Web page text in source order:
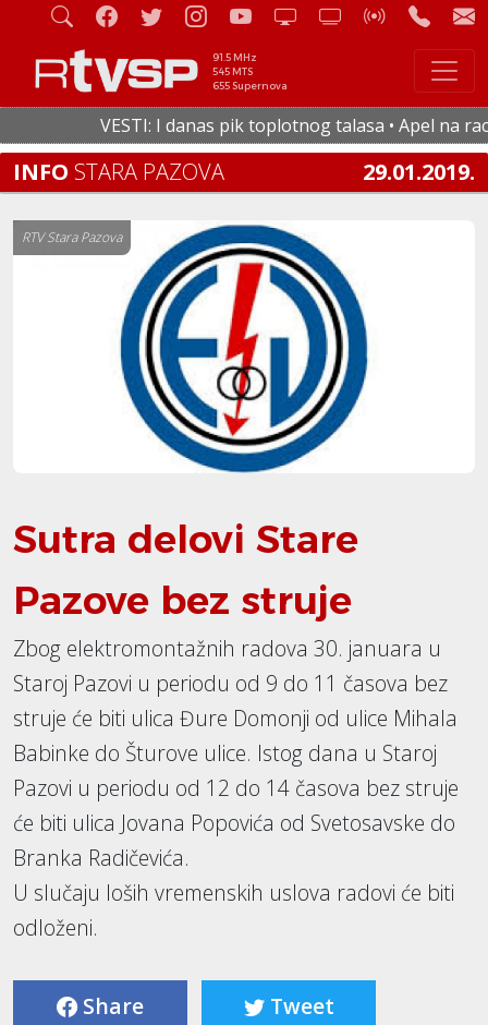
91.5 MHz
545 MTS
655 Supernova
VESTI: I danas pik toplotnog talasa • Apel na
INFO STARA PAZOVA 29.01.2019.
RTV Stara Pazova
Sutra delovi Stare
Pazove bez struje
Zbog elektromontažnih radova 30. januara u
Staroj Pazovi u periodu od 9 do 11 časova bez
struje će biti ulica Đure Domonji od ulice Mihala
Babinke do Šturove ulice. Istog dana u Staroj
Pazovi u periodu od 12 do 14 časova bez struje
će biti ulica Jovana Popovića od Svetosavske do
Branka Radičevića.
U slučaju loših vremenskih uslova radovi će biti
odloženi.
Share Tweet